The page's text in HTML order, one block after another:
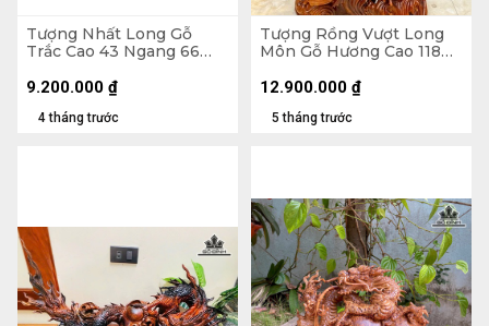
Tượng Nhất Long Gỗ
Trắc Cao 43 Ngang 66
4 tháng trước
9.200.000 ₫
Tượng Rồng Vượt Long
Môn Gỗ Hương Cao 118
5 tháng trước
12.900.000 ₫